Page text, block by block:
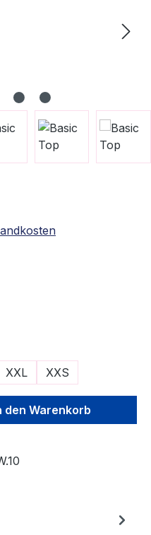
XXL XXS
den
den Warenkorb